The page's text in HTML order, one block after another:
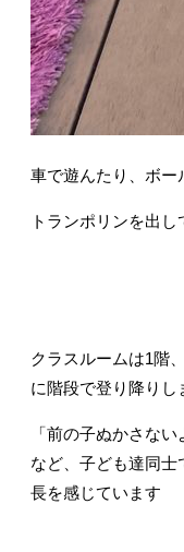
車で遊んたり、ボー
トランポリンを出
クラスルームは1階
に階段で登り降りし
「前の子ぬかさな
など、子ども達同
長を感じています